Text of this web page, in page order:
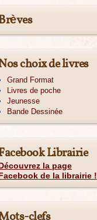
choix de livres
Grand Format
Livres de poche
Jeunesse
Bande Dessinée
Librairie
la page
de la librairie !